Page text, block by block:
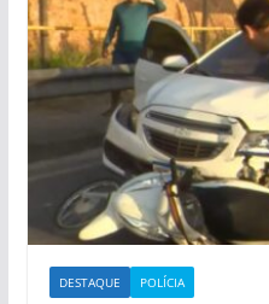
DESTAQUE POLÍCIA